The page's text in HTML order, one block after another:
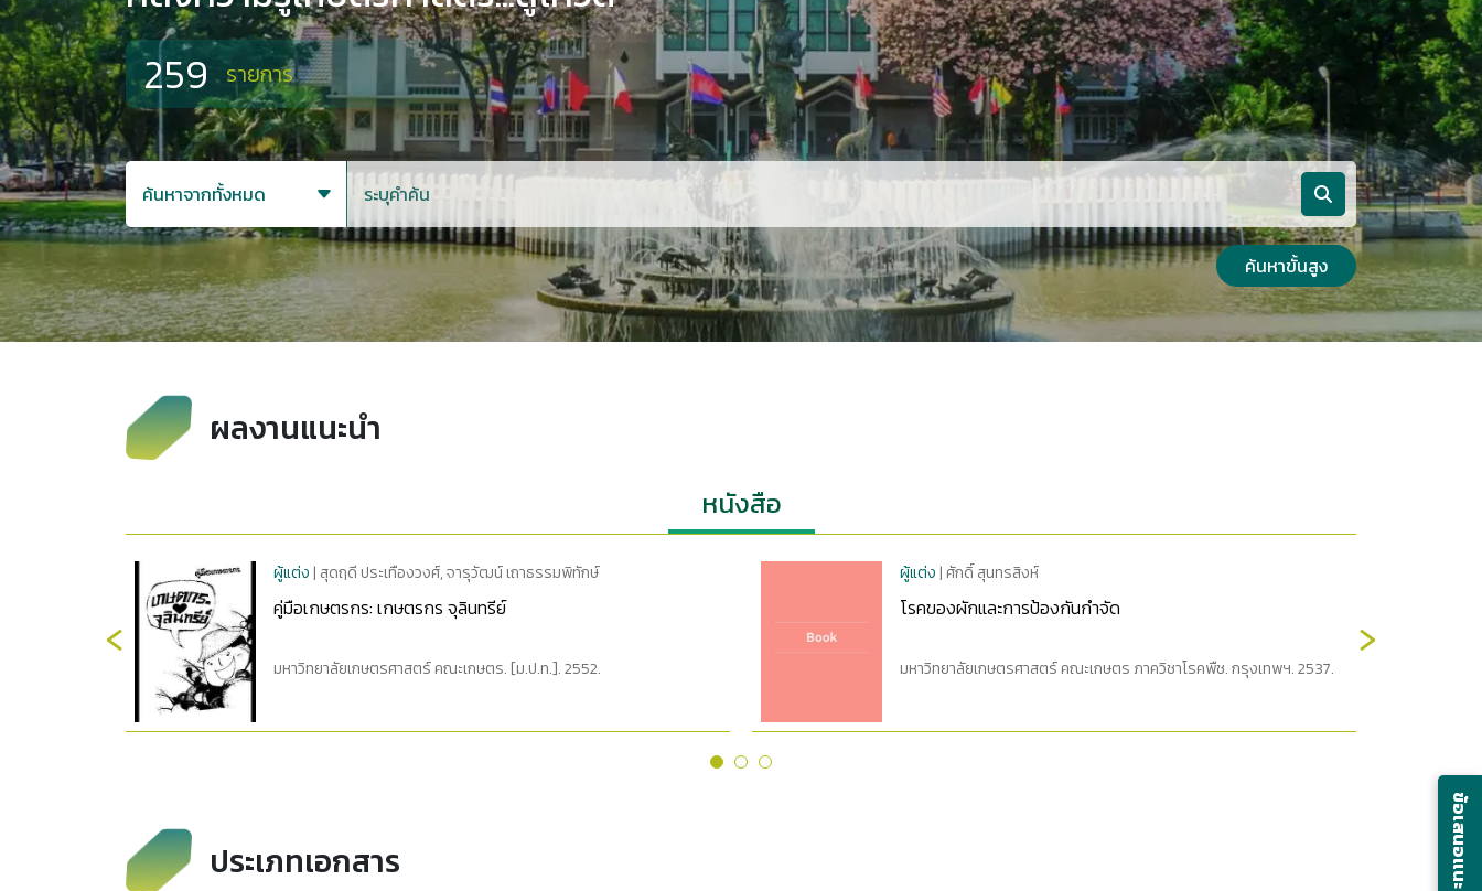
259 รายการ
ค้นหาขั้นสูง
ผลงานแนะนำ
หนังสือ
ผู้แต่ง | สุดฤดี ประเทืองวงศ์, จารุวัฒน์ เถาธรรมพิทักษ์
คู่มือเกษตรกร: เกษตรกร จุลินทรีย์
มหาวิทยาลัยเกษตรศาสตร์ คณะเกษตร. [ม.ป.ท.]. 2552.
ผู้แต่ง | ศักดิ์ สุนทรสิงห์
โรคของผักและการป้องกันกำจัด
มหาวิทยาลัยเกษตรศาสตร์ คณะเกษตร ภาควิชาโรคพืช. กรุงเทพฯ. 2537.
‹ ›
ประเภทเอกสาร ข้อเสนอแนะ